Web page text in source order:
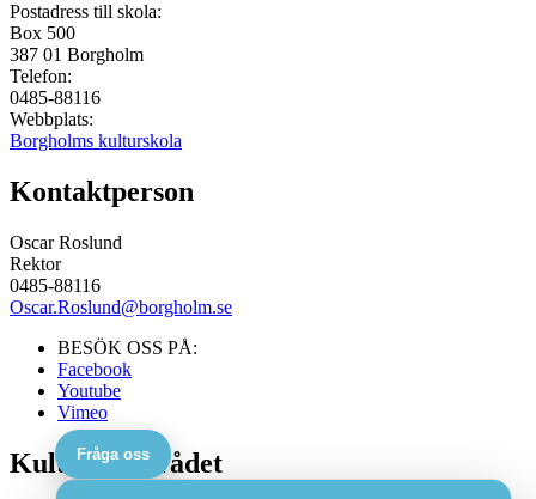
Postadress till skola:
Box 500
387 01 Borgholm
Telefon:
0485-88116
Webbplats:
Borgholms kulturskola
Kontaktperson
Oscar Roslund
Rektor
0485-88116
Oscar.Roslund@borgholm.se
BESÖK OSS PÅ:
Facebook
Youtube
Vimeo
Kulturskolerådet
Fråga oss